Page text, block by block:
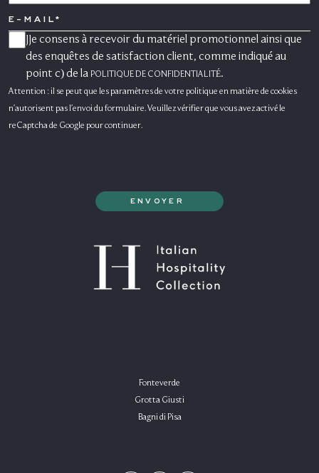
Fonteverde
Grotta Giusti
Bagni di Pisa
E-
CONSENSO
MARKETING
JJe consens à recevoir du matériel promotionnel ainsi que
des enquêtes de satisfaction client, comme indiqué au
point c) de la POLITIQUE DE CONFIDENTIALITÉ.
Attention : il se peut que les paramètres de votre politique en matière de cookies
n'autorisent pas l'envoi du formulaire. Veuillez vérifier que vous avez activé le
reCaptcha de Google pour continuer.